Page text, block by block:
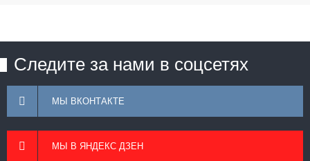
Следите за нами в соцсетях
МЫ ВКОНТАКТЕ
МЫ В ЯНДЕКС ДЗЕН